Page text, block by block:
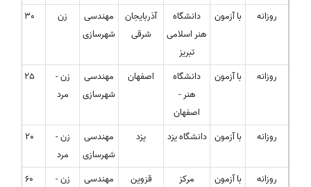
روزانه با آزمون
دانشگاه
هنر اسلامی
تبریز
آذربایجان
شرقی
مهندسی
شهرسازی
زن 30
روزانه با آزمون
دانشگاه
هنر -
اصفهان
اصفهان
مهندسی
شهرسازی
زن -
مرد
25
روزانه با آزمون دانشگاه یزد یزد
مهندسی
شهرسازی
زن -
مرد
20
روزانه با آزمون
مرکز
قزوین
مهندسی
زن -
60